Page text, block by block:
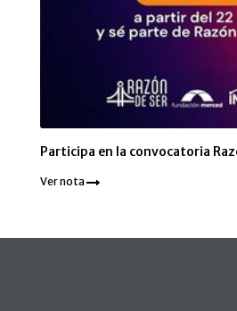
Participa en la convocatoria
Ver nota